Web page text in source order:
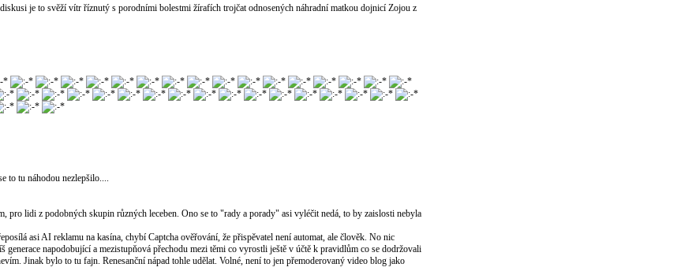
je to svěží vítr říznutý s porodními bolestmi žírafích trojčat odnosených náhradní matkou dojnicí Zojou z
to tu náhodou nezlepšilo....
pro lidi z podobných skupin různých leceben. Ono se to "rady a porady" asi vyléčit nedá, to by zaislosti nebyla
asi AI reklamu na kasína, chybí Captcha ověřování, že přispěvatel není automat, ale člověk. No nic
napodobující a mezistupňová přechodu mezi těmi co vyrostli ještě v účtě k pravidlům co se dodržovali
Jinak bylo to tu fajn. Renesanční nápad tohle udělat. Volné, není to jen přemoderovaný video blog jako